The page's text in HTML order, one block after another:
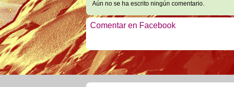
Aún no se ha escrito ningún comentario.
Comentar en Facebook